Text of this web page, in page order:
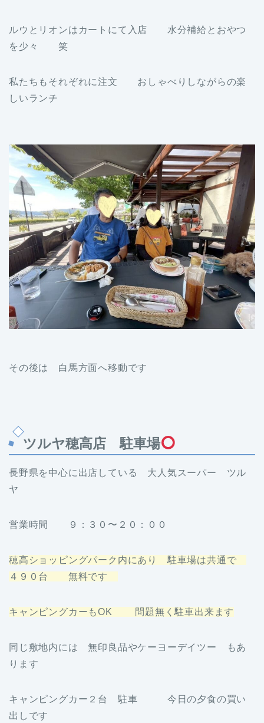
ルウとリオンはカートにて入店 水分補給とおやつ
を少々 笑
私たちもそれぞれに注文 おしゃべりしながらの楽
しいランチ
その後は 白馬方面へ移動です
ツルヤ穂高店 駐車場
長野県を中心に出店している 大人気スーパー ツル
ヤ
営業時間 ９：３０〜２０：００
穂高ショッピングパーク内にあり 駐車場は共通で
４９０台 無料です
キャンピングカーもOK 問題無く駐車出来ます
同じ敷地内には 無印良品やケーヨーデイツー もあ
ります
キャンピングカー２台 駐車 今日の夕食の買い
出しです